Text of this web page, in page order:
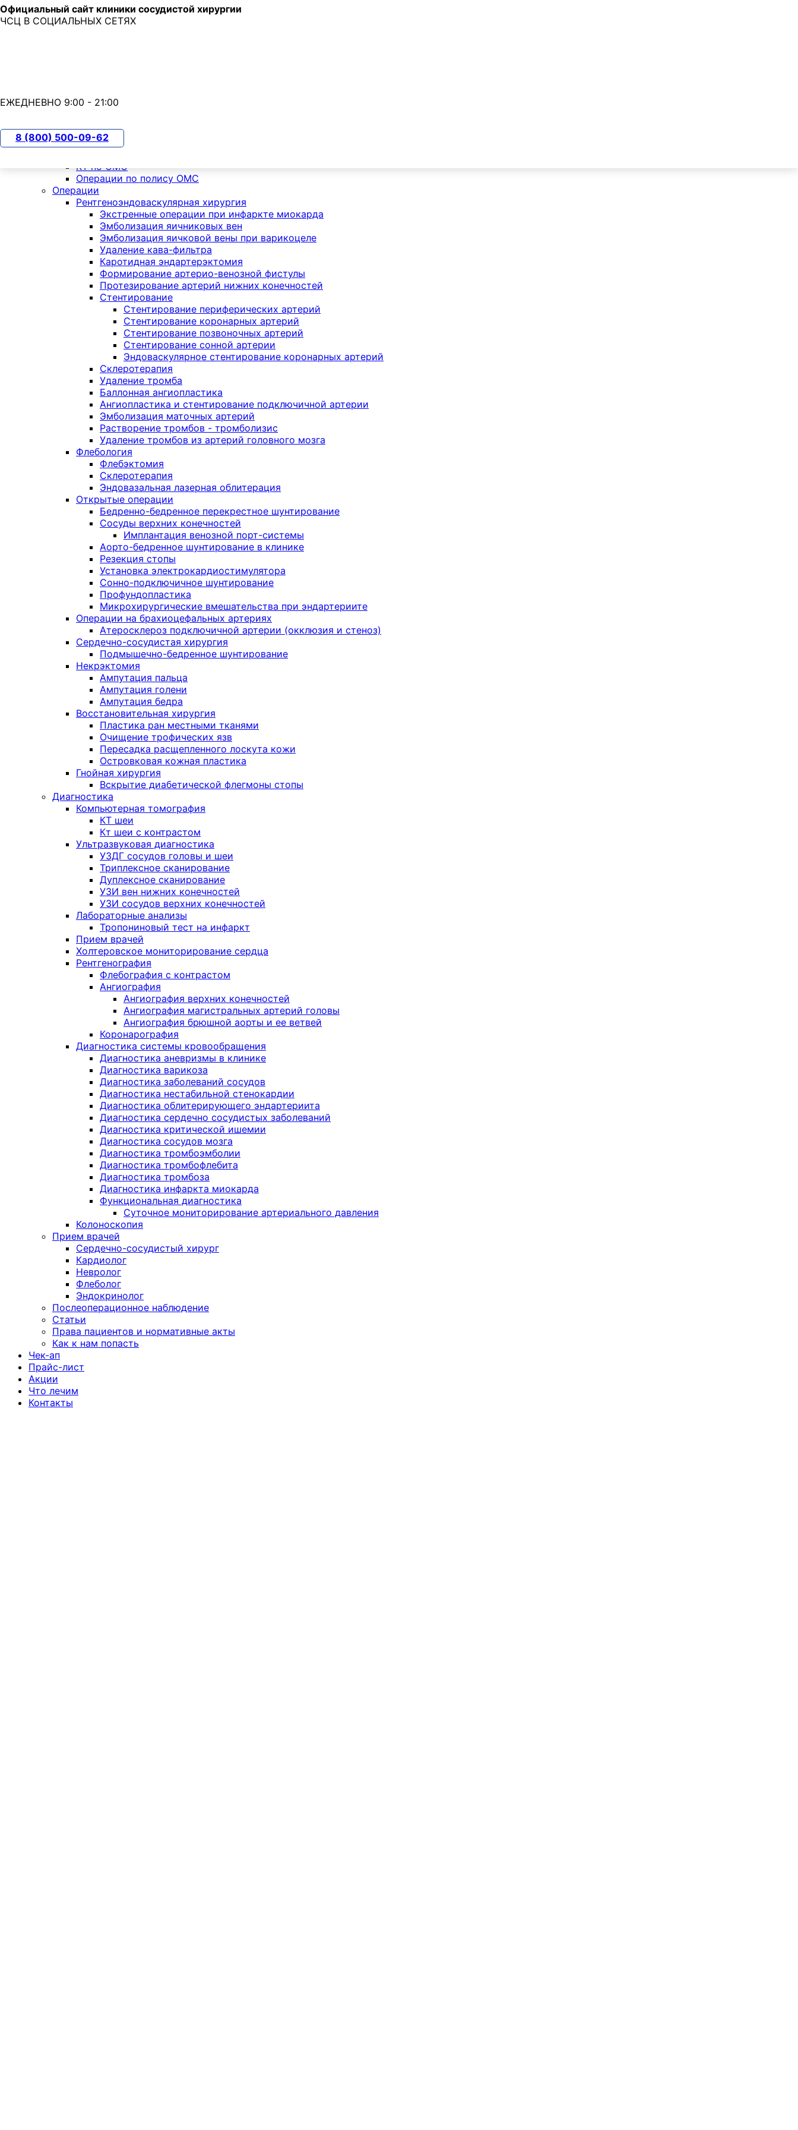
Skip to main content
О клинике
Пациентам
КТ по ОМС
Операции по полису ОМС
Операции
Рентгеноэндоваскулярная хирургия
Экстренные операции при инфаркте миокарда
Эмболизация яичниковых вен
Эмболизация яичковой вены при варикоцеле
Удаление кава-фильтра
Каротидная эндартерэктомия
Формирование артерио-венозной фистулы
Протезирование артерий нижних конечностей
Стентирование
Стентирование периферических артерий
Стентирование коронарных артерий
Стентирование позвоночных артерий
Стентирование сонной артерии
Эндоваскулярное стентирование коронарных артерий
Склеротерапия
Удаление тромба
Баллонная ангиопластика
Ангиопластика и стентирование подключичной артерии
Эмболизация маточных артерий
Растворение тромбов - тромболизис
Удаление тромбов из артерий головного мозга
Флебология
Флебэктомия
Склеротерапия
Эндовазальная лазерная облитерация
Открытые операции
Бедренно-бедренное перекрестное шунтирование
Сосуды верхних конечностей
Имплантация венозной порт-системы
Аорто-бедренное шунтирование в клинике
Резекция стопы
Установка электрокардиостимулятора
Сонно-подключичное шунтирование
Профундопластика
Микрохирургические вмешательства при эндартериите
Операции на брахиоцефальных артериях
Атеросклероз подключичной артерии (окклюзия и стеноз)
Сердечно-сосудистая хирургия
Подмышечно-бедренное шунтирование
Некрэктомия
Ампутация пальца
Ампутация голени
Ампутация бедра
Восстановительная хирургия
Пластика ран местными тканями
Очищение трофических язв
Пересадка расщепленного лоскута кожи
Островковая кожная пластика
Гнойная хирургия
Вскрытие диабетической флегмоны стопы
Диагностика
Компьютерная томография
КТ шеи
Кт шеи с контрастом
Ультразвуковая диагностика
УЗДГ сосудов головы и шеи
Триплексное сканирование
Дуплексное сканирование
УЗИ вен нижних конечностей
УЗИ сосудов верхних конечностей
Лабораторные анализы
Тропониновый тест на инфаркт
Прием врачей
Холтеровское мониторирование сердца
Рентгенография
Флебография с контрастом
Ангиография
Ангиография верхних конечностей
Ангиография магистральных артерий головы
Ангиография брюшной аорты и ее ветвей
Коронарография
Диагностика системы кровообращения
Диагностика аневризмы в клинике
Диагностика варикоза
Диагностика заболеваний сосудов
Диагностика нестабильной стенокардии
Диагностика облитерирующего эндартериита
Диагностика сердечно сосудистых заболеваний
Диагностика критической ишемии
Диагностика сосудов мозга
Диагностика тромбоэмболии
Диагностика тромбофлебита
Диагностика тромбоза
Диагностика инфаркта миокарда
Функциональная диагностика
Суточное мониторирование артериального давления
Колоноскопия
Прием врачей
Сердечно-сосудистый хирург
Кардиолог
Невролог
Флеболог
Эндокринолог
Послеоперационное наблюдение
Статьи
Права пациентов и нормативные акты
Как к нам попасть
Чек-ап
Прайс-лист
Акции
Что лечим
Контакты
Официальный сайт клиники сосудистой хирургии
ЧСЦ В СОЦИАЛЬНЫХ СЕТЯХ
ЕЖЕДНЕВНО 9:00 - 21:00
8 (800) 500-09-62